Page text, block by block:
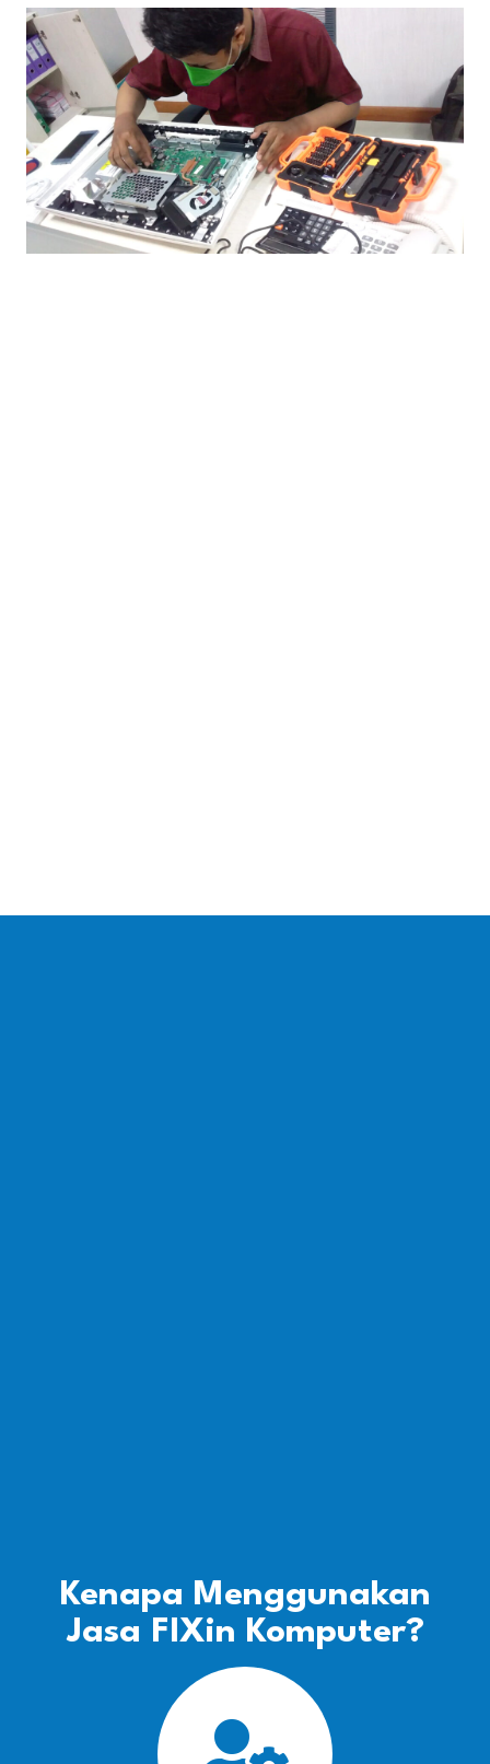
Kenapa Menggunakan
Jasa FIXin Komputer?